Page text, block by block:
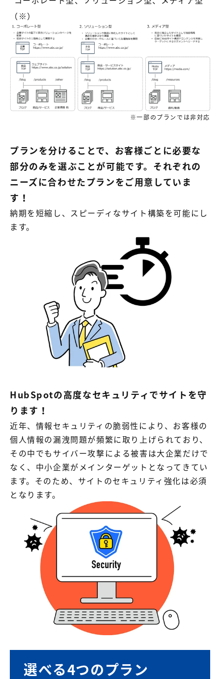
（※）
※一部のプランでは非対応
プランを分けることで、お客様ごとに必要な
部分のみを選ぶことが可能です。それぞれの
ニーズに合わせたプランをご用意していま
す！
納期を短縮し、スピーディなサイト構築を可能にし
ます。
HubSpotの高度なセキュリティでサイトを守
ります！
近年、情報セキュリティの脆弱性により、お客様の
個人情報の漏洩問題が頻繁に取り上げられており、
その中でもサイバー攻撃による被害は大企業だけで
なく、中小企業がメインターゲットとなってきてい
ます。そのため、サイトのセキュリティ強化は必須
となります。
選べる4つのプラン